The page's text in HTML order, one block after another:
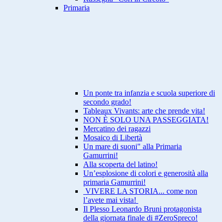
Primaria
Un ponte tra infanzia e scuola superiore di
secondo grado!
Tableaux Vivants: arte che prende vita!
NON È SOLO UNA PASSEGGIATA!
Mercatino dei ragazzi
Mosaico di Libertà
Un mare di suoni" alla Primaria
Gamurrini!
Alla scoperta del latino!
Un’esplosione di colori e generosità alla
primaria Gamurrini!
VIVERE LA STORIA... come non
l’avete mai vista!
Il Plesso Leonardo Bruni protagonista
della giornata finale di #ZeroSpreco!